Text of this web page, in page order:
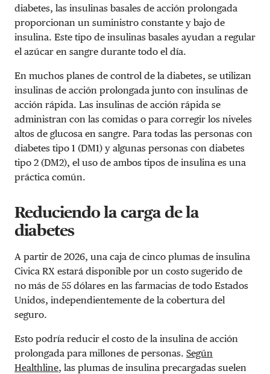
diabetes, las insulinas basales de acción prolongada
proporcionan un suministro constante y bajo de
insulina. Este tipo de insulinas basales ayudan a regular
el azúcar en sangre durante todo el día.
En muchos planes de control de la diabetes, se utilizan
insulinas de acción prolongada junto con insulinas de
acción rápida. Las insulinas de acción rápida se
administran con las comidas o para corregir los niveles
altos de glucosa en sangre. Para todas las personas con
diabetes tipo 1 (DM1) y algunas personas con diabetes
tipo 2 (DM2), el uso de ambos tipos de insulina es una
práctica común.
Reduciendo la carga de la
diabetes
A partir de 2026, una caja de cinco plumas de insulina
Civica RX estará disponible por un costo sugerido de
no más de 55 dólares en las farmacias de todo Estados
Unidos, independientemente de la cobertura del
seguro.
Esto podría reducir el costo de la insulina de acción
prolongada para millones de personas. Según
Healthline, las plumas de insulina precargadas suelen